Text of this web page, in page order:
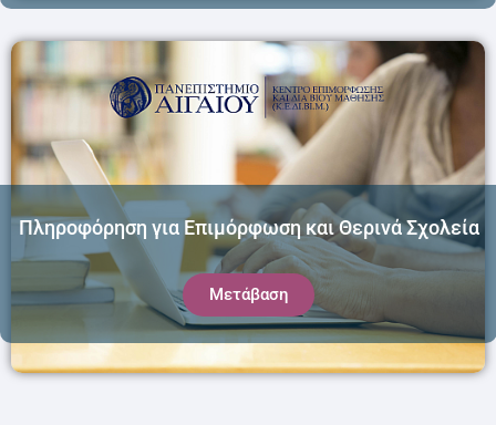
Πληροφόρηση για Επιμόρφωση και Θερινά Σχολεία
Μετάβαση